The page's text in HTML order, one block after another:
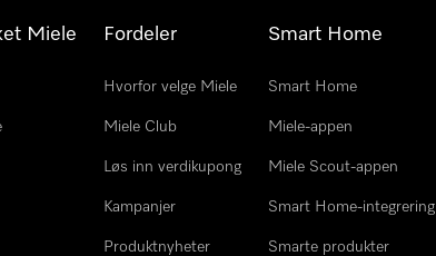
Miele Fordeler
Hvorfor velge Miele
Miele Club
Løs inn verdikupong
Kampanjer
Produktnyheter
Smart Home
Smart Home
Miele-appen
Miele Scout-appen
Smart Home-integrering
Smarte produkter